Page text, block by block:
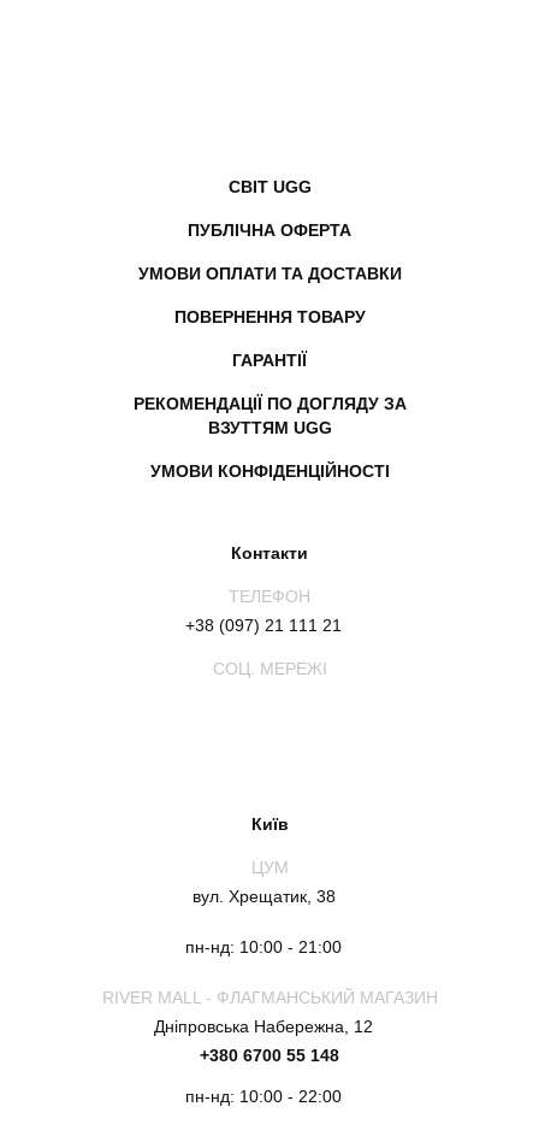
СВІТ UGG
ПУБЛІЧНА ОФЕРТА
УМОВИ ОПЛАТИ ТА ДОСТАВКИ
ПОВЕРНЕННЯ ТОВАРУ
ГАРАНТІЇ
РЕКОМЕНДАЦІЇ ПО ДОГЛЯДУ ЗА
ВЗУТТЯМ UGG
УМОВИ КОНФІДЕНЦІЙНОСТІ
Контакти
ТЕЛЕФОН
+38 (097) 21 111 21
СОЦ. МЕРЕЖІ
Київ
ЦУМ
вул. Хрещатик, 38
пн-нд: 10:00 - 21:00
RIVER MALL - ФЛАГМАНСЬКИЙ МАГАЗИН
Дніпровська Набережна, 12
+380 6700 55 148
пн-нд: 10:00 - 22:00